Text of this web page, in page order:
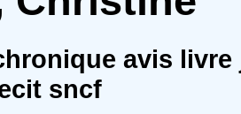
avis
sncf